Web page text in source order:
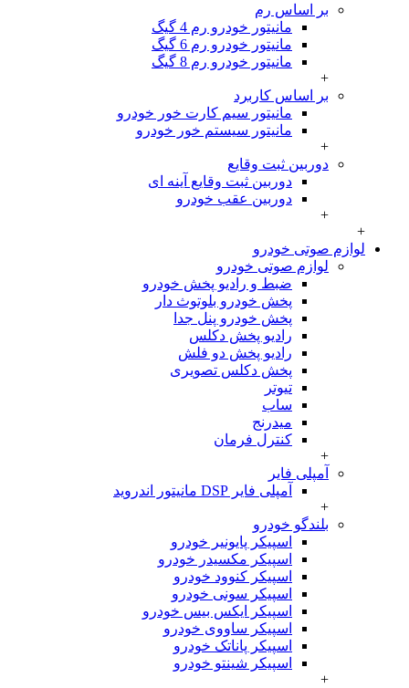
بر اساس رم
مانیتور خودرو رم 4 گیگ
مانیتور خودرو رم 6 گیگ
مانیتور خودرو رم 8 گیگ
+
بر اساس کاربرد
مانیتور سیم کارت خور خودرو
مانیتور سیستم خور خودرو
+
دوربین ثبت وقایع
دوربین ثبت وقایع آینه ای
دوربین عقب خودرو
+
+
لوازم صوتی خودرو
لوازم صوتی خودرو
ضبط و رادیو پخش خودرو
پخش خودرو بلوتوث دار
پخش خودرو پنل جدا
رادیو پخش دکلس
رادیو پخش دو فلش
پخش دکلس تصویری
تیوتر
ساب
میدرنج
کنترل فرمان
+
آمپلی فایر
آمپلی فایر DSP مانیتور اندروید
+
بلندگو خودرو
اسپیکر پایونیر خودرو
اسپیکر مکسیدر خودرو
اسپیکر کنوود خودرو
اسپیکر سونی خودرو
اسپیکر ایکس بیس خودرو
اسپیکر ساووی خودرو
اسپیکر پاناتک خودرو
اسپیکر شینتو خودرو
+